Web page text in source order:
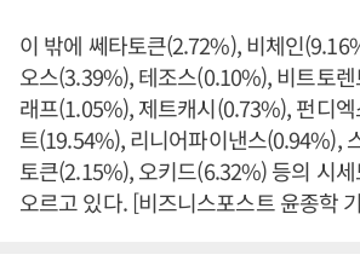
이 밖에 쎄타토큰(2.72%), 비체인
오스(3.39%), 테조스(0.10%), 비트토
래프(1.05%), 제트캐시(0.73%), 펀디
트(19.54%), 리니어파이낸스(0.94%),
토큰(2.15%), 오키드(6.32%) 등의 시
오르고 있다. [비즈니스포스트 윤종학